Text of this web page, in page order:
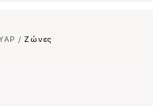
/ Ζώνες